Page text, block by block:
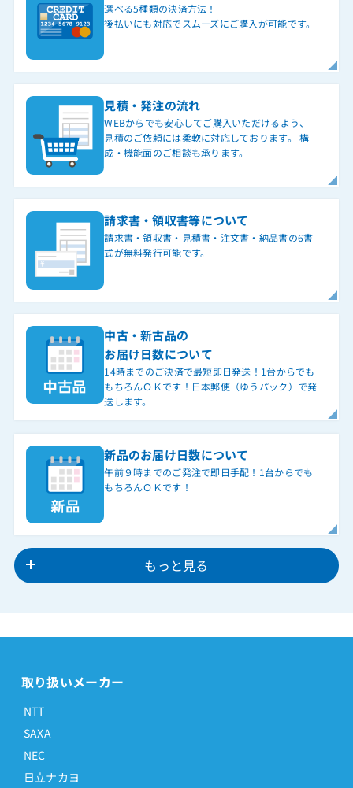
選べる5種類の決済方法！
後払いにも対応でスムーズにご購入が可能です。
見積・発注の流れ
WEBからでも安心してご購入いただけるよう、
見積のご依頼には柔軟に対応しております。 構
成・機能面のご相談も承ります。
請求書・領収書等について
請求書・領収書・見積書・注文書・納品書の6書
式が無料発行可能です。
中古・新古品の
お届け日数について
14時までのご決済で最短即日発送！1台からでも
もちろんＯＫです！日本郵便（ゆうパック）で発
送します。
新品のお届け日数について
午前９時までのご発注で即日手配！1台からでも
もちろんＯＫです！
もっと見る
取り扱いメーカー
NTT
SAXA
NEC
日立ナカヨ